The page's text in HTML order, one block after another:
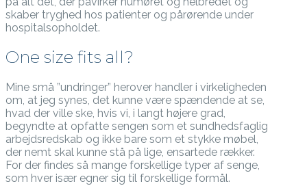
skaber tryghed hos patienter og pårørende under
hospitalsopholdet.
One size fits all?
Mine små ”undringer” herover handler i virkeligheden
om, at jeg synes, det kunne være spændende at se,
hvad der ville ske, hvis vi, i langt højere grad,
begyndte at opfatte sengen som et sundhedsfaglig
arbejdsredskab og ikke bare som et stykke møbel,
der nemt skal kunne stå på lige, ensartede rækker.
For der findes så mange forskellige typer af senge,
som hver især egner sig til forskellige formål.